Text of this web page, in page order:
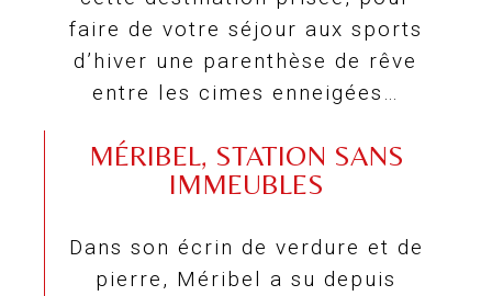
faire de votre séjour aux sports
d’hiver une parenthèse de rêve
entre les cimes enneigées…
MÉRIBEL, STATION SANS
IMMEUBLES
Dans son écrin de verdure et de
pierre, Méribel a su depuis